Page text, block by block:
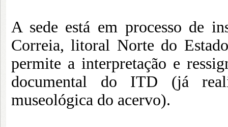
A sede está em processo de
Correia, litoral Norte do
permite a interpretação e
documental do ITD (já
museológica do acervo).